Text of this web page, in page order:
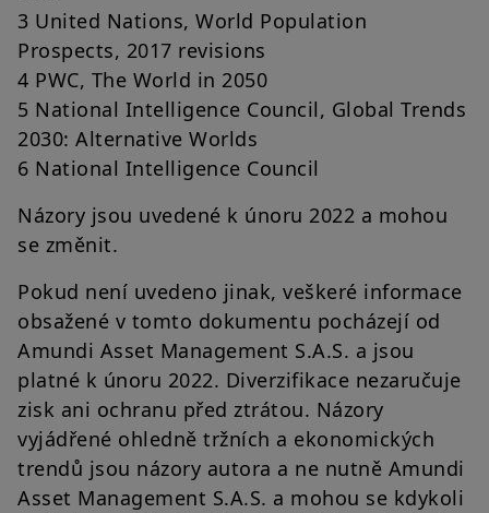
3 United Nations, World Population
Prospects, 2017 revisions
4 PWC, The World in 2050
5 National Intelligence Council, Global Trends
2030: Alternative Worlds
6 National Intelligence Council
Názory jsou uvedené k únoru 2022 a mohou
se změnit.
Pokud není uvedeno jinak, veškeré informace
obsažené v tomto dokumentu pocházejí od
Amundi Asset Management S.A.S. a jsou
platné k únoru 2022. Diverzifikace nezaručuje
zisk ani ochranu před ztrátou. Názory
vyjádřené ohledně tržních a ekonomických
trendů jsou názory autora a ne nutně Amundi
Asset Management S.A.S. a mohou se kdykoli